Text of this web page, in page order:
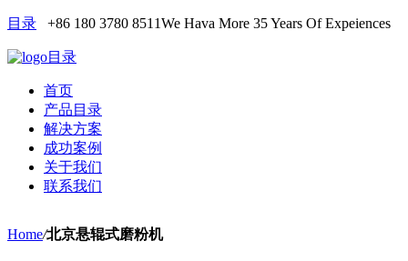
目录 +86 180 3780 8511We Hava More 35 Years Of Expeiences
目录
首页
产品目录
解决方案
成功案例
关于我们
联系我们
Home/北京悬辊式磨粉机